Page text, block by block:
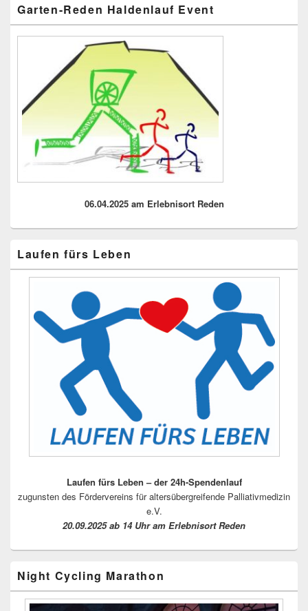
Seitenleisten
Widget-
Bereich
Garten-Reden Haldenlauf Event
06.04.2025 am Erlebnisort Reden
Laufen fürs Leben
Laufen fürs Leben – der 24h-Spendenlauf
zugunsten des Fördervereins für altersübergreifende Palliativmedizin
e.V.
20.09.2025 ab 14 Uhr am Erlebnisort Reden
Night Cycling Marathon